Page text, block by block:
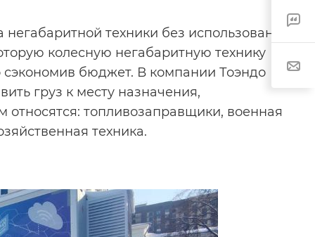
техники без использования
колесную негабаритную технику
бюджет. В компании Тоэндо
груз к месту назначения,
относятся: топливозаправщики, военная
техника.